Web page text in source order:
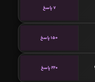
7 پاسخ
150 پاسخ
220 پاسخ